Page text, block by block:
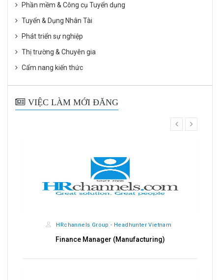
Phần mềm & Công cụ Tuyển dụng
Tuyển & Dụng Nhân Tài
Phát triển sự nghiệp
Thị trường & Chuyên gia
Cẩm nang kiến thức
VIỆC LÀM MỚI ĐĂNG
HRchannels Group - Headhunter Vietnam
Finance Manager (Manufacturing)
prev